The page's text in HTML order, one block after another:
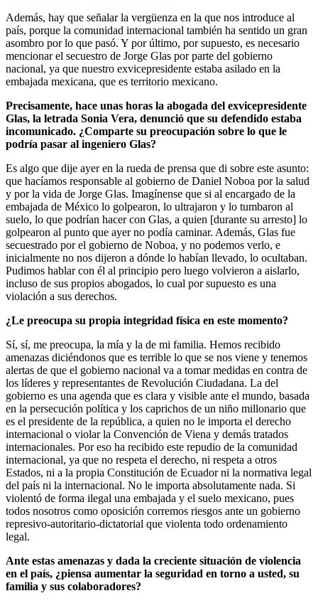
Además, hay que señalar la vergüenza en la que nos introduce al
país, porque la comunidad internacional también ha sentido un gran
asombro por lo que pasó. Y por último, por supuesto, es necesario
mencionar el secuestro de Jorge Glas por parte del gobierno
nacional, ya que nuestro exvicepresidente estaba asilado en la
embajada mexicana, que es territorio mexicano.
Precisamente, hace unas horas la abogada del exvicepresidente
Glas, la letrada Sonia Vera, denunció que su defendido estaba
incomunicado. ¿Comparte su preocupación sobre lo que le
podría pasar al ingeniero Glas?
Es algo que dije ayer en la rueda de prensa que di sobre este asunto:
que hacíamos responsable al gobierno de Daniel Noboa por la salud
y por la vida de Jorge Glas. Imagínense que si al encargado de la
embajada de México lo golpearon, lo ultrajaron y lo tumbaron al
suelo, lo que podrían hacer con Glas, a quien [durante su arresto] lo
golpearon al punto que ayer no podía caminar. Además, Glas fue
secuestrado por el gobierno de Noboa, y no podemos verlo, e
inicialmente no nos dijeron a dónde lo habían llevado, lo ocultaban.
Pudimos hablar con él al principio pero luego volvieron a aislarlo,
incluso de sus propios abogados, lo cual por supuesto es una
violación a sus derechos.
¿Le preocupa su propia integridad física en este momento?
Sí, sí, me preocupa, la mía y la de mi familia. Hemos recibido
amenazas diciéndonos que es terrible lo que se nos viene y tenemos
alertas de que el gobierno nacional va a tomar medidas en contra de
los líderes y representantes de Revolución Ciudadana. La del
gobierno es una agenda que es clara y visible ante el mundo, basada
en la persecución política y los caprichos de un niño millonario que
es el presidente de la república, a quien no le importa el derecho
internacional o violar la Convención de Viena y demás tratados
internacionales. Por eso ha recibido este repudio de la comunidad
internacional, ya que no respeta el derecho, ni respeta a otros
Estados, ni a la propia Constitución de Ecuador ni la normativa legal
del país ni la internacional. No le importa absolutamente nada. Si
violentó de forma ilegal una embajada y el suelo mexicano, pues
todos nosotros como oposición corremos riesgos ante un gobierno
represivo-autoritario-dictatorial que violenta todo ordenamiento ​​​​​​
legal.
Ante estas amenazas y dada la creciente situación de violencia
en el país, ¿piensa aumentar la seguridad en torno a usted, su
familia y sus colaboradores?